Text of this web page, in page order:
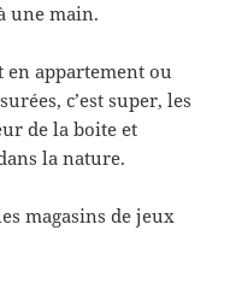
une main.
appartement ou
c’est super, les
de la boite et
la nature.
magasins de jeux